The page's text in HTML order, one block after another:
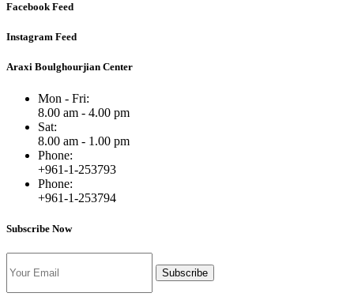
Facebook Feed
Instagram Feed
Araxi Boulghourjian Center
Mon - Fri:
8.00 am - 4.00 pm
Sat:
8.00 am - 1.00 pm
Phone:
+961-1-253793
Phone:
+961-1-253794
Subscribe Now
Subscribe